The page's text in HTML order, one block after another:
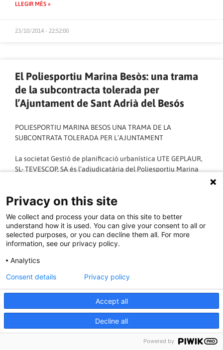
LLEGIR MÉS »
23/10/2014 - 22:52:00
El Poliesportiu Marina Besòs: una trama
de la subcontracta tolerada per
l’Ajuntament de Sant Adrià del Besós
POLIESPORTIU MARINA BESOS UNA TRAMA DE LA
SUBCONTRATA TOLERADA PER L’AJUNTAMENT
La societat Gestió de planificació urbanística UTE GEPLAUR,
SL- TEVESCOP, SA és l’adjudicatària del Poliesportiu Marina
l’Ajuntament de Sant Adrià de Besòs per a la cessió de tots els
d’Instal·lacions i Manteniment Esportiu, Gimesport, SA de la
qual és accionista majoritari. Aquest permís li és concedit en
sessió ordinària el 20 de setembre de 2001.Así neix Gimesport
sense experiència en la gestió esportiva i de la qual és
propietària la mateixa persona.
Privacy on this site
We collect and process your data on this site to better
understand how it is used. You can give your consent to all or
selected purposes, or you can decline them all. For more
information, see our privacy policy.
Analytics
Accept all
Decline all
Consent details Privacy policy
Powered by